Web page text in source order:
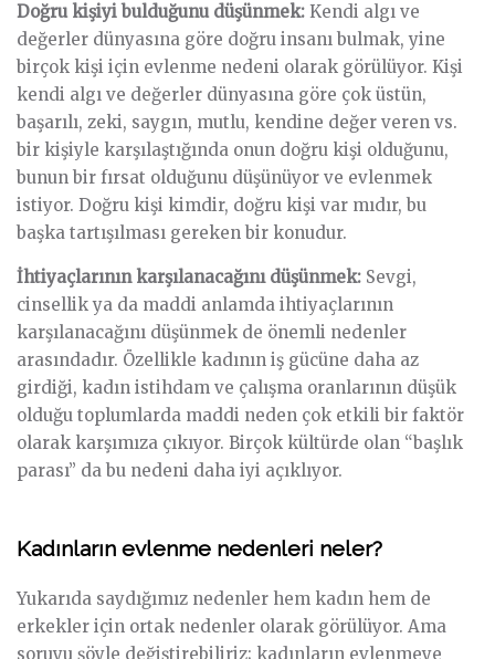
Doğru kişiyi bulduğunu düşünmek: Kendi algı ve
değerler dünyasına göre doğru insanı bulmak, yine
birçok kişi için evlenme nedeni olarak görülüyor. Kişi
kendi algı ve değerler dünyasına göre çok üstün,
başarılı, zeki, saygın, mutlu, kendine değer veren vs.
bir kişiyle karşılaştığında onun doğru kişi olduğunu,
bunun bir fırsat olduğunu düşünüyor ve evlenmek
istiyor. Doğru kişi kimdir, doğru kişi var mıdır, bu
başka tartışılması gereken bir konudur.
İhtiyaçlarının karşılanacağını düşünmek: Sevgi,
cinsellik ya da maddi anlamda ihtiyaçlarının
karşılanacağını düşünmek de önemli nedenler
arasındadır. Özellikle kadının iş gücüne daha az
girdiği, kadın istihdam ve çalışma oranlarının düşük
olduğu toplumlarda maddi neden çok etkili bir faktör
olarak karşımıza çıkıyor. Birçok kültürde olan “başlık
parası” da bu nedeni daha iyi açıklıyor.
Kadınların evlenme nedenleri neler?
Yukarıda saydığımız nedenler hem kadın hem de
erkekler için ortak nedenler olarak görülüyor. Ama
soruyu şöyle değiştirebiliriz; kadınların evlenmeye